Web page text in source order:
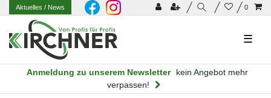
0
Aktuelles/ News
☰
Anmeldung zu unserem Newsletter
kein Angebot mehr
verpassen!